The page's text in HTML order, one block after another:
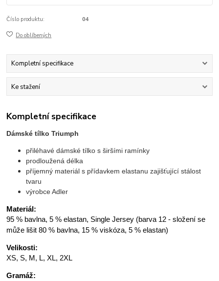
Číslo produktu: 04
Do oblíbených
Kompletní specifikace
Ke stažení
Kompletní specifikace
Dámské tílko Triumph
přiléhavé dámské tílko s širšími ramínky
prodloužená délka
příjemný materiál s přídavkem elastanu zajišťující stálost
tvaru
výrobce Adler
Materiál:
95 % bavlna, 5 % elastan, Single Jersey (barva 12 - složení se
může lišit 80 % bavlna, 15 % viskóza, 5 % elastan)
Velikosti:
XS, S, M, L, XL, 2XL
Gramáž: